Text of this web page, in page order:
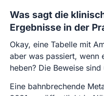
Was sagt die
Ergebnisse in der
Okay, eine Tabelle mit
aber was passiert, wenn
heben? Die Beweise
Eine bahnbrechende